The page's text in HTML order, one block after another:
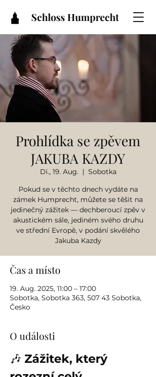
Schloss Humprecht
Prohlídka se zpěvem
JAKUBA KAZDY
Di., 19. Aug.
  |
Sobotka
Pokud se v těchto dnech vydáte na
zámek Humprecht, můžete se těšit na
jedinečný zážitek — dechberoucí zpěv v
akustickém sále, jediném svého druhu
ve střední Evropě, v podání skvělého
Jakuba Kazdy
Čas a místo
19. Aug. 2025, 11:00 – 17:00
Sobotka, Sobotka 363, 507 43 Sobotka,
Česko
O události
🎶 Zážitek, který